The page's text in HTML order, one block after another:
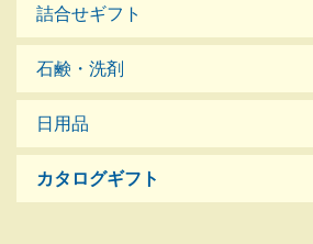
詰合せギフト
石鹸・洗剤
日用品
カタログギフト